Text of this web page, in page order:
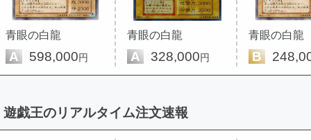
青眼の白龍
A 598,000円
青眼の白龍
A 328,000円
青眼の白龍
B
遊戯王のリアルタイム注文速報